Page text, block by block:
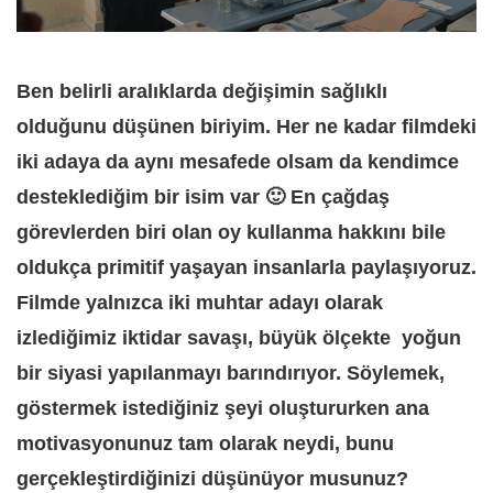
Ben belirli aralıklarda değişimin sağlıklı
olduğunu düşünen biriyim. Her ne kadar filmdeki
iki adaya da aynı mesafede olsam da kendimce
desteklediğim bir isim var 🙂 En çağdaş
görevlerden biri olan oy kullanma hakkını bile
oldukça primitif yaşayan insanlarla paylaşıyoruz.
Filmde yalnızca iki muhtar adayı olarak
izlediğimiz iktidar savaşı, büyük ölçekte yoğun
bir siyasi yapılanmayı barındırıyor. Söylemek,
göstermek istediğiniz şeyi oluştururken ana
motivasyonunuz tam olarak neydi, bunu
gerçekleştirdiğinizi düşünüyor musunuz?